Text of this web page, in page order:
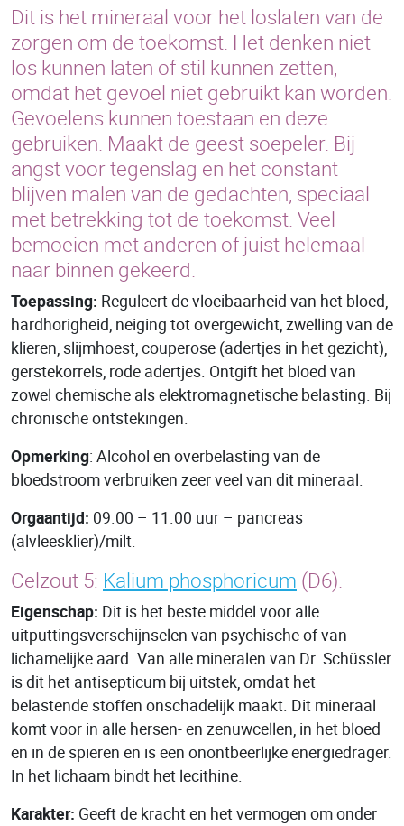
Dit is het mineraal voor het loslaten van de
zorgen om de toekomst. Het denken niet
los kunnen laten of stil kunnen zetten,
omdat het gevoel niet gebruikt kan worden.
Gevoelens kunnen toestaan en deze
gebruiken. Maakt de geest soepeler. Bij
angst voor tegenslag en het constant
blijven malen van de gedachten, speciaal
met betrekking tot de toekomst. Veel
bemoeien met anderen of juist helemaal
naar binnen gekeerd.
Toepassing: Reguleert de vloeibaarheid van het bloed,
hardhorigheid, neiging tot overgewicht, zwelling van de
klieren, slijmhoest, couperose (adertjes in het gezicht),
gerstekorrels, rode adertjes. Ontgift het bloed van
zowel chemische als elektromagnetische belasting. Bij
chronische ontstekingen.
Opmerking: Alcohol en overbelasting van de
bloedstroom verbruiken zeer veel van dit mineraal.
Orgaantijd: 09.00 – 11.00 uur – pancreas
(alvleesklier)/milt.
Celzout 5: Kalium phosphoricum (D6).
Eigenschap: Dit is het beste middel voor alle
uitputtingsverschijnselen van psychische of van
lichamelijke aard. Van alle mineralen van Dr. Schüssler
is dit het antisepticum bij uitstek, omdat het
belastende stoffen onschadelijk maakt. Dit mineraal
komt voor in alle hersen- en zenuwcellen, in het bloed
en in de spieren en is een onontbeerlijke energiedrager.
In het lichaam bindt het lecithine.
Karakter: Geeft de kracht en het vermogen om onder